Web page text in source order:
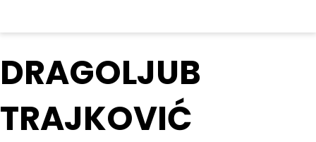
DRAGOLJUB
TRAJKOVIĆ